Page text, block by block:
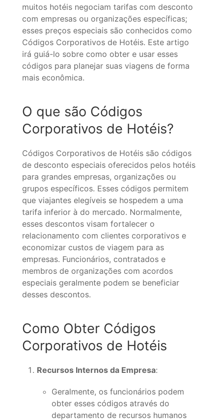
muitos hotéis negociam tarifas com desconto
com empresas ou organizações específicas;
esses preços especiais são conhecidos como
Códigos Corporativos de Hotéis. Este artigo
irá guiá-lo sobre como obter e usar esses
códigos para planejar suas viagens de forma
mais econômica.
O que são Códigos
Corporativos de Hotéis?
Códigos Corporativos de Hotéis são códigos
de desconto especiais oferecidos pelos hotéis
para grandes empresas, organizações ou
grupos específicos. Esses códigos permitem
que viajantes elegíveis se hospedem a uma
tarifa inferior à do mercado. Normalmente,
esses descontos visam fortalecer o
relacionamento com clientes corporativos e
economizar custos de viagem para as
empresas. Funcionários, contratados e
membros de organizações com acordos
especiais geralmente podem se beneficiar
desses descontos.
Como Obter Códigos
Corporativos de Hotéis
Recursos Internos da Empresa:
Geralmente, os funcionários podem
obter esses códigos através do
departamento de recursos humanos